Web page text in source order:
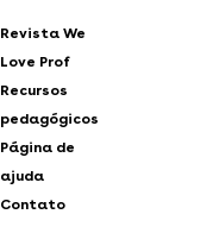
Revista We
Love Prof
Recursos
pedagógicos
Página de
ajuda
Contato